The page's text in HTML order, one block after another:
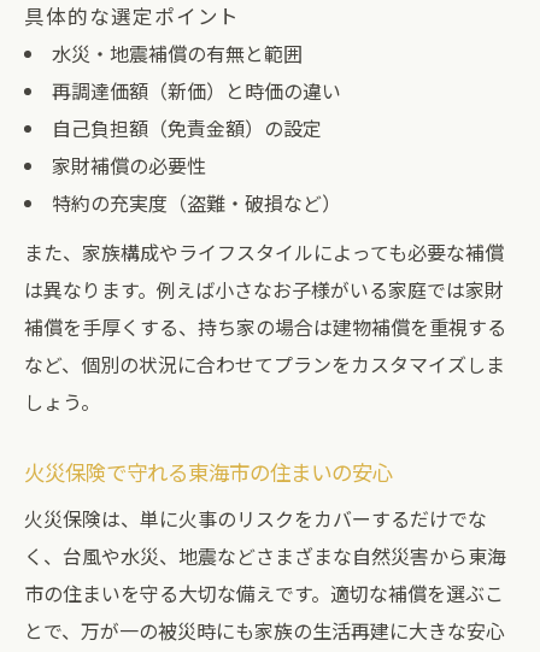
具体的な選定ポイント
水災・地震補償の有無と範囲
再調達価額（新価）と時価の違い
自己負担額（免責金額）の設定
家財補償の必要性
特約の充実度（盗難・破損など）
また、家族構成やライフスタイルによっても必要な補償
は異なります。例えば小さなお子様がいる家庭では家財
補償を手厚くする、持ち家の場合は建物補償を重視する
など、個別の状況に合わせてプランをカスタマイズしま
しょう。
火災保険で守れる東海市の住まいの安心
火災保険は、単に火事のリスクをカバーするだけでな
く、台風や水災、地震などさまざまな自然災害から東海
市の住まいを守る大切な備えです。適切な補償を選ぶこ
とで、万が一の被災時にも家族の生活再建に大きな安心